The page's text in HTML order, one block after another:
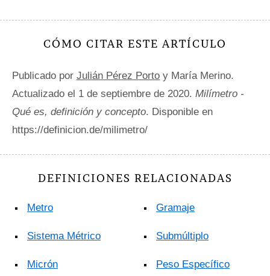
CÓMO CITAR ESTE ARTÍCULO
Publicado por Julián Pérez Porto y María Merino.
Actualizado el 1 de septiembre de 2020. Milímetro -
Qué es, definición y concepto. Disponible en
https://definicion.de/milimetro/
DEFINICIONES RELACIONADAS
Metro
Sistema Métrico
Micrón
Gramaje
Submúltiplo
Peso Específico